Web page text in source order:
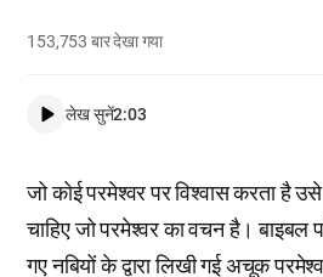
153,753 बार देखा गया
लेख सुनें2:03
जो कोई परमेश्वर पर विश्वास करता है
चाहिए जो परमेश्वर का वचन है। बाइबल
गए नबियों के द्वारा लिखी गई अचूक